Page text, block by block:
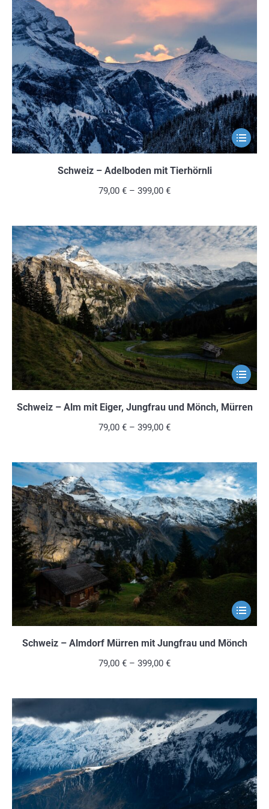
Optionen
der
gewählt
werden
Dieses
Produkt
Die
Optionen
können
auf
der
gewählt
Schweiz – Adelboden mit Tierhörnli
79,00 € – 399,00 €
Dieses
Produkt
weist
Die
Optionen
können
auf
gewählt
Schweiz – Alm mit Eiger, Jungfrau und Mönch, Mürren
79,00 € – 399,00 €
Dieses
Produkt
weist
Die
Optionen
können
auf
der
Schweiz – Almdorf Mürren mit Jungfrau und Mönch
79,00 € – 399,00 €